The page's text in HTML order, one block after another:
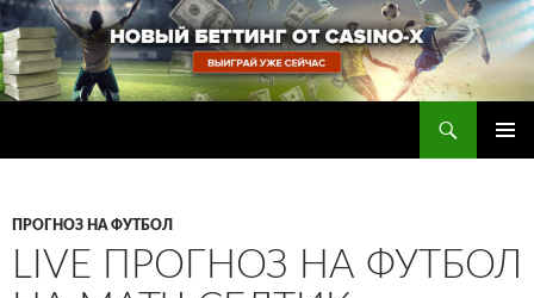
Перейти
к
содержимому
ПРОГНОЗ НА ФУТБОЛ
LIVE ПРОГНОЗ НА ФУТБОЛ